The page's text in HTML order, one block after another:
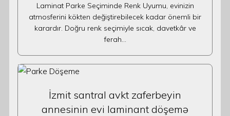
Laminat Parke Seçiminde Renk Uyumu, evinizin
atmosferini kökten değiştirebilecek kadar önemli bir
karardır. Doğru renk seçimiyle sıcak, davetkâr ve
ferah…
İzmit santral avkt zaferbeyin
annesinin evi laminant döşemə